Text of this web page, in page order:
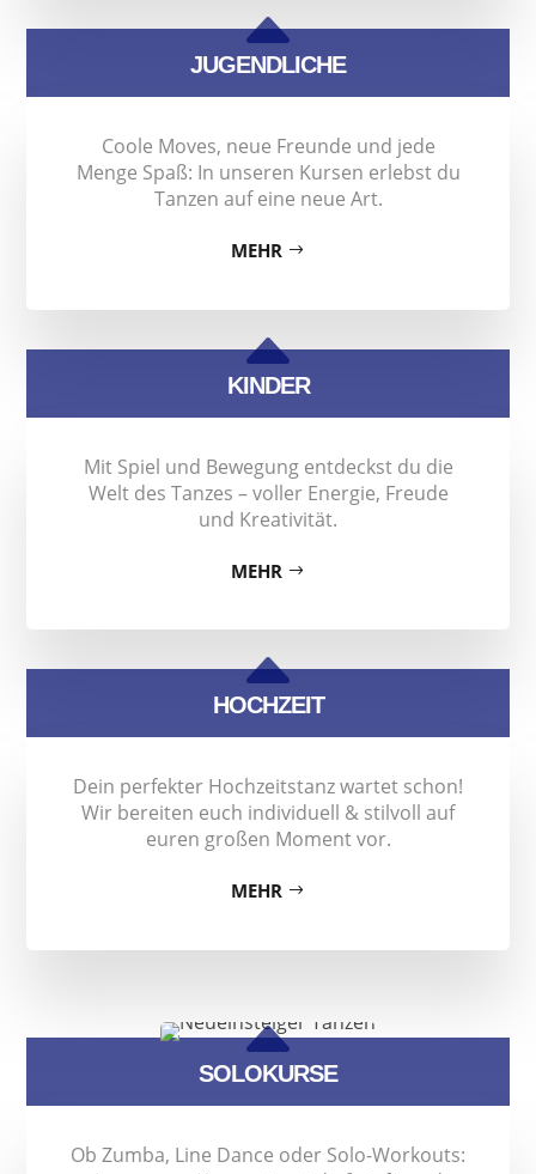
B
JUGENDLICHE
Coole Moves, neue Freunde und jede
Menge Spaß: In unseren Kursen erlebst du
Tanzen auf eine neue Art.
MEHR
B
KINDER
Mit Spiel und Bewegung entdeckst du die
Welt des Tanzes – voller Energie, Freude
und Kreativität.
MEHR
B
HOCHZEIT
Dein perfekter Hochzeitstanz wartet schon!
Wir bereiten euch individuell & stilvoll auf
euren großen Moment vor.
MEHR
B
SOLOKURSE
Ob Zumba, Line Dance oder Solo-Workouts: